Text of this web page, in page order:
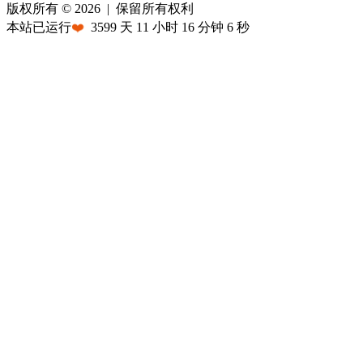
版权所有 © 2026 | 保留所有权利
本站已运行❤️ 3599 天 11 小时 16 分钟 6 秒